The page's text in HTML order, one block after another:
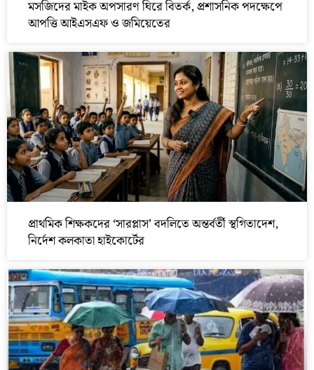
মসজিদের মাইক অপসারণ ঘিরে বিতর্ক, প্রশাসনিক পদক্ষেপে
আপত্তি আইএসএফ ও জমিয়েতের
প্রাথমিক শিক্ষকদের ‘সারপ্লাস’ বদলিতে অন্তর্বর্তী স্থগিতাদেশ,
নির্দেশ কলকাতা হাইকোর্টের